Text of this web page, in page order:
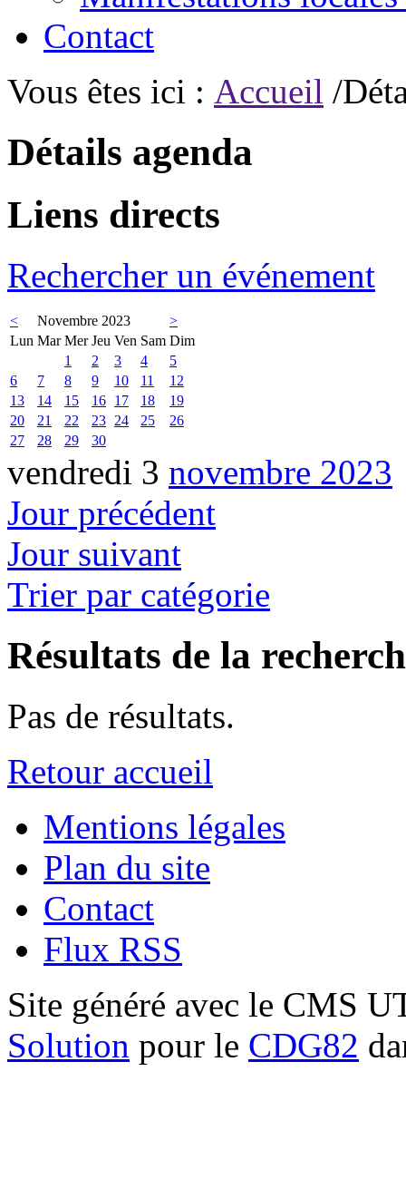
Contact
Vous êtes ici : Accueil /
Détails agenda
Liens directs
Rechercher un événement
< Novembre 2023
>
Lun Mar Mer Jeu Ven Sam Dim
1
2 3 4
5
6
7 8 9 10 11
12
13
14 15 16 17 18
19
20
21 22 23 24 25
26
27
28 29 30
vendredi 3 novembre 2023
Jour précédent
Jour suivant
Trier par catégorie
Résultats de la
Pas de résultats.
Retour accueil
Mentions légales
Plan du site
Contact
Flux RSS
Site généré avec le CMS
Solution pour le CDG82